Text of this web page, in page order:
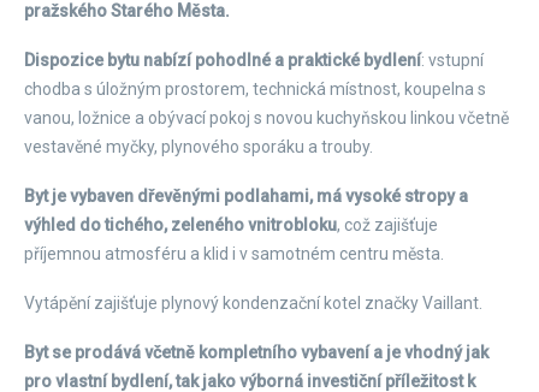
pražského Starého Města.
Dispozice bytu nabízí pohodlné a praktické bydlení: vstupní
chodba s úložným prostorem, technická místnost, koupelna s
vanou, ložnice a obývací pokoj s novou kuchyňskou linkou včetně
vestavěné myčky, plynového sporáku a trouby.
Byt je vybaven dřevěnými podlahami, má vysoké stropy a
výhled do tichého, zeleného vnitrobloku, což zajišťuje
příjemnou atmosféru a klid i v samotném centru města.
Vytápění zajišťuje plynový kondenzační kotel značky Vaillant.
Byt se prodává včetně kompletního vybavení a je vhodný jak
pro vlastní bydlení, tak jako výborná investiční příležitost k